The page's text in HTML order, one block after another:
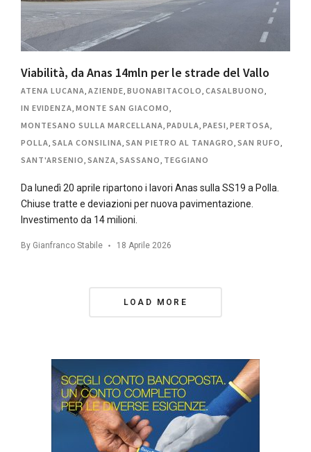
Viabilità, da Anas 14mln per le strade del Vallo
ATENA LUCANA AZIENDE BUONABITACOLO CASALBUONO
IN EVIDENZA MONTE SAN GIACOMO
MONTESANO SULLA MARCELLANA PADULA PAESI PERTOSA
POLLA SALA CONSILINA SAN PIETRO AL TANAGRO SAN RUFO
SANT'ARSENIO SANZA SASSANO TEGGIANO
Da lunedì 20 aprile ripartono i lavori Anas sulla SS19 a Polla.
Chiuse tratte e deviazioni per nuova pavimentazione.
Investimento da 14 milioni.
By Gianfranco Stabile 18 Aprile 2026
PostsLOAD MORE